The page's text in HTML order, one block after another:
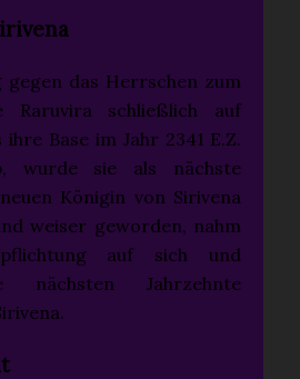
gegen das Herrschen zum
Raruvira schließlich auf
Base im Jahr 2341 E.Z.
wurde sie als nächste
Königin von Sirivena
weiser geworden, nahm
auf sich und
nächsten Jahrzehnte